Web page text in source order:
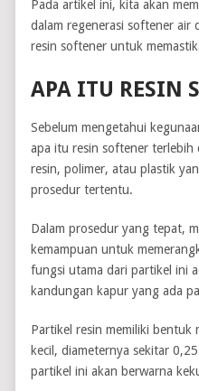
Pada artikel ini, kita akan
dalam regenerasi softener air
resin softener untuk
APA ITU RESIN
Sebelum mengetahui
apa itu resin softener
resin, polimer, atau plastik
prosedur tertentu.
Dalam prosedur yang tepat,
kemampuan untuk
fungsi utama dari partikel ini
kandungan kapur yang ada
Partikel resin memiliki
kecil, diameternya sekitar
partikel ini akan berwarna